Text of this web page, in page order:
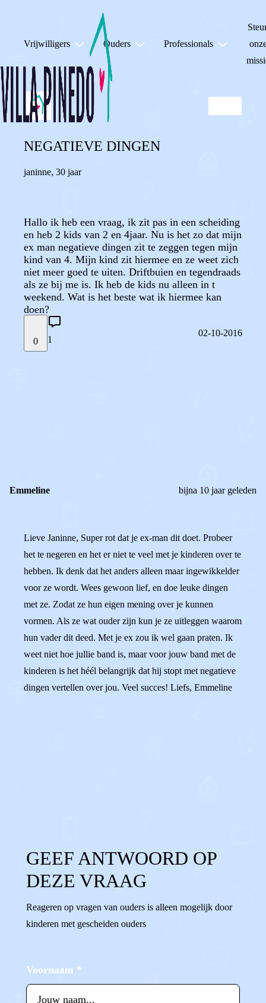
Vrijwilligers Ouders Professionals
NEGATIEVE DINGEN
janinne, 30 jaar
Hallo ik heb een vraag, ik zit pas in een scheiding
en heb 2 kids van 2 en 4jaar. Nu is het zo dat mijn
ex man negatieve dingen zit te zeggen tegen mijn
kind van 4. Mijn kind zit hiermee en ze weet zich
niet meer goed te uiten. Driftbuien en tegendraads
als ze bij me is. Ik heb de kids nu alleen in t
weekend. Wat is het beste wat ik hiermee kan
doen?
0 1
02-10-2016
Emmeline bijna 10 jaar geleden
Lieve Janinne, Super rot dat je ex-man dit doet. Probeer
het te negeren en het er niet te veel met je kinderen over te
hebben. Ik denk dat het anders alleen maar ingewikkelder
voor ze wordt. Wees gewoon lief, en doe leuke dingen
met ze. Zodat ze hun eigen mening over je kunnen
vormen. Als ze wat ouder zijn kun je ze uitleggen waarom
hun vader dit deed. Met je ex zou ik wel gaan praten. Ik
weet niet hoe jullie band is, maar voor jouw band met de
kinderen is het héél belangrijk dat hij stopt met negatieve
dingen vertellen over jou. Veel succes! Liefs, Emmeline
GEEF ANTWOORD OP
DEZE VRAAG
Reageren op vragen van ouders is alleen mogelijk door
kinderen met gescheiden ouders
Voornaam *